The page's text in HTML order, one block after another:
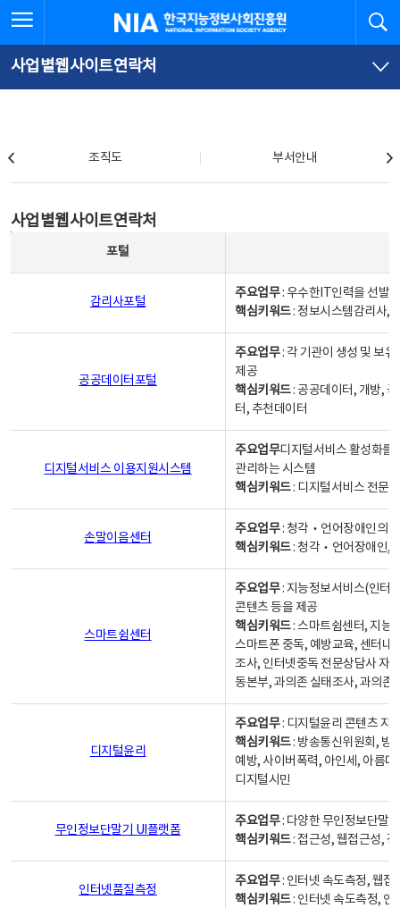
문
로
가
체
뉴
바
가
한국지능정보사회진흥원
사업별웹사이트연락처
조직도 부서안내
사업별웹사이트연락처
포털
감리사포털
주요업무: 우수한IT인력을 선발
핵심키워드: 정보시스템감리사,
공공데이터포털
주요업무: 각 기관이 생성 및 보
제공
핵심키워드: 공공데이터, 개방,
터, 추천데이터
디지털서비스 이용지원시스템
주요업무디지털서비스 활성화를
관리하는 시스템
핵심키워드: 디지털서비스 전문
손말이음센터
주요업무: 청각‧언어장애인의
핵심키워드: 청각‧언어장애인,
스마트쉼센터
주요업무: 지능정보서비스(인터
콘텐츠 등을 제공
핵심키워드: 스마트쉼센터, 지능
스마트폰 중독, 예방교육, 센터내
조사, 인터넷중독 전문상담사 자
동본부, 과의존 실태조사, 과의존
디지털윤리
주요업무: 디지털윤리 콘텐츠 지
핵심키워드: 방송통신위원회, 방
예방, 사이버폭력, 아인세, 아름
디지털시민
무인정보단말기 UI플랫폼
주요업무: 다양한 무인정보단말
핵심키워드: 접근성, 웹접근성,
인터넷품질측정
주요업무: 인터넷 속도측정, 웹접
핵심키워드: 인터넷 속도측정, 인